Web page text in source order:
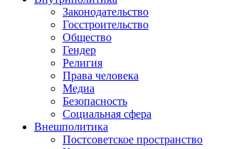
Законодательство
Госстроительство
Общество
Гендер
Религия
Права человека
Медиа
Безопасность
Социальная сфера
Внешполитика
Постсоветское пространство